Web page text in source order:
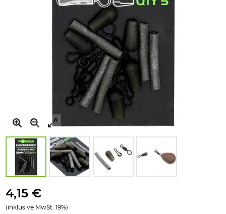
Anfang
der
Bildgalerie
4,15 €
(inklusive MwSt. 19%)